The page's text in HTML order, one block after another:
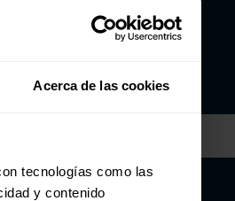
Acerca de las cookies
tecnologías como las
y contenido